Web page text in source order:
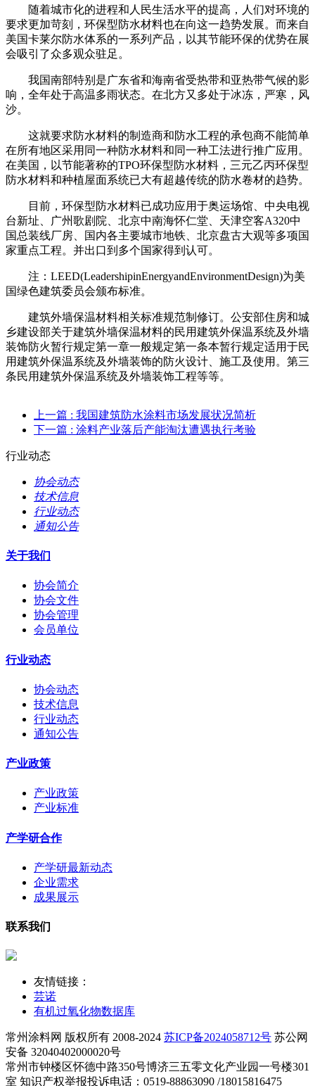
随着城市化的进程和人民生活水平的提高，人们对环境的
要求更加苛刻，环保型防水材料也在向这一趋势发展。而来自
美国卡莱尔防水体系的一系列产品，以其节能环保的优势在展
会吸引了众多观众驻足。
我国南部特别是广东省和海南省受热带和亚热带气候的影
响，全年处于高温多雨状态。在北方又多处于冰冻，严寒，风
沙。
这就要求防水材料的制造商和防水工程的承包商不能简单
在所有地区采用同一种防水材料和同一种工法进行推广应用。
在美国，以节能著称的TPO环保型防水材料，三元乙丙环保型
防水材料和种植屋面系统已大有超越传统的防水卷材的趋势。
目前，环保型防水材料已成功应用于奥运场馆、中央电视
台新址、广州歌剧院、北京中南海怀仁堂、天津空客A320中
国总装线厂房、国内各主要城市地铁、北京盘古大观等多项国
家重点工程。并出口到多个国家得到认可。
注：LEED(LeadershipinEnergyandEnvironmentDesign)为美
国绿色建筑委员会颁布标准。
建筑外墙保温材料相关标准规范制修订。公安部住房和城
乡建设部关于建筑外墙保温材料的民用建筑外保温系统及外墙
装饰防火暂行规定第一章一般规定第一条本暂行规定适用于民
用建筑外保温系统及外墙装饰的防火设计、施工及使用。第三
条民用建筑外保温系统及外墙装饰工程等等。
上一篇 : 我国建筑防水涂料市场发展状况简析
下一篇 : 涂料产业落后产能淘汰遭遇执行考验
行业动态
协会动态
技术信息
行业动态
通知公告
关于我们
协会简介
协会文件
协会管理
会员单位
行业动态
协会动态
技术信息
行业动态
通知公告
产业政策
产业政策
产业标准
产学研合作
产学研最新动态
企业需求
成果展示
联系我们
友情链接：
芸诺
有机过氧化物数据库
常州涂料网 版权所有 2008-2024 苏ICP备2024058712号 苏公网
安备 32040402000020号
常州市钟楼区怀德中路350号博济三五零文化产业园一号楼301
室 知识产权举报投诉电话：0519-88863090 /18015816475